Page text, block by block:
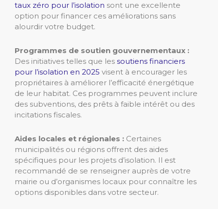
taux zéro pour l’isolation sont une excellente
option pour financer ces améliorations sans
alourdir votre budget.
Programmes de soutien gouvernementaux :
Des initiatives telles que les soutiens financiers
pour l’isolation en 2025 visent à encourager les
propriétaires à améliorer l’efficacité énergétique
de leur habitat. Ces programmes peuvent inclure
des subventions, des prêts à faible intérêt ou des
incitations fiscales.
Aides locales et régionales : Certaines
municipalités ou régions offrent des aides
spécifiques pour les projets d’isolation. Il est
recommandé de se renseigner auprès de votre
mairie ou d’organismes locaux pour connaître les
options disponibles dans votre secteur.